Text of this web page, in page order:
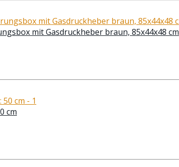
mit Gasdruckheber braun, 85x44x48 cm
cm